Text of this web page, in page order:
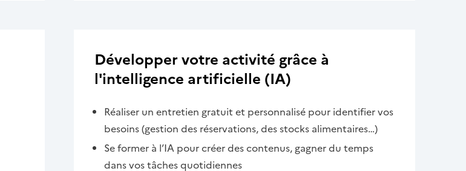
Développer votre activité grâce à
l'intelligence artificielle (IA)
Réaliser un entretien gratuit et personnalisé pour identifier vos
besoins (gestion des réservations, des stocks alimentaires…)
Se former à l’IA pour créer des contenus, gagner du temps
dans vos tâches quotidiennes